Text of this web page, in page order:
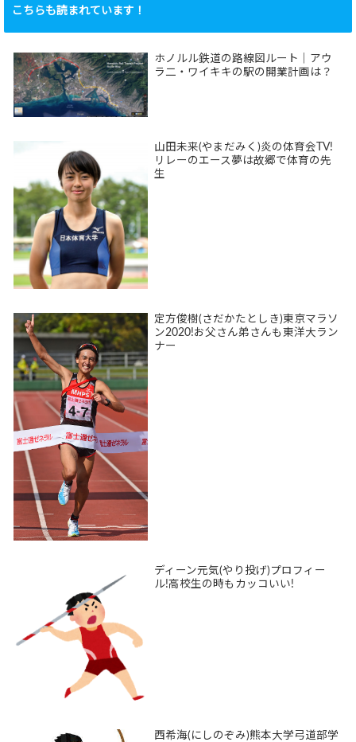
こちらも読まれています！
ホノルル鉄道の路線図ルート｜アウ
ラ二・ワイキキの駅の開業計画は？
山田未来(やまだみく)炎の体育会TV!
リレーのエース夢は故郷で体育の先
生
定方俊樹(さだかたとしき)東京マラソ
ン2020!お父さん弟さんも東洋大ラン
ナー
ディーン元気(やり投げ)プロフィー
ル!高校生の時もカッコいい!
西希海(にしのぞみ)熊本大学弓道部学